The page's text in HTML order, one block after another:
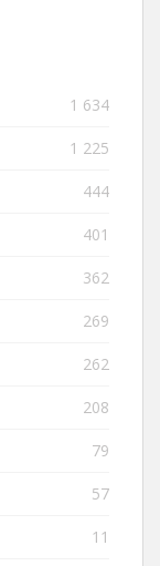
1 634
1 225
444
401
362
269
262
208
79
57
11